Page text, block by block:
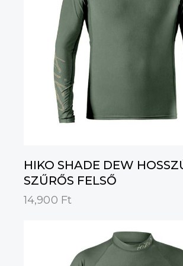
HIKO SHADE DEW
SZŰRŐS FELSŐ
14,900 Ft